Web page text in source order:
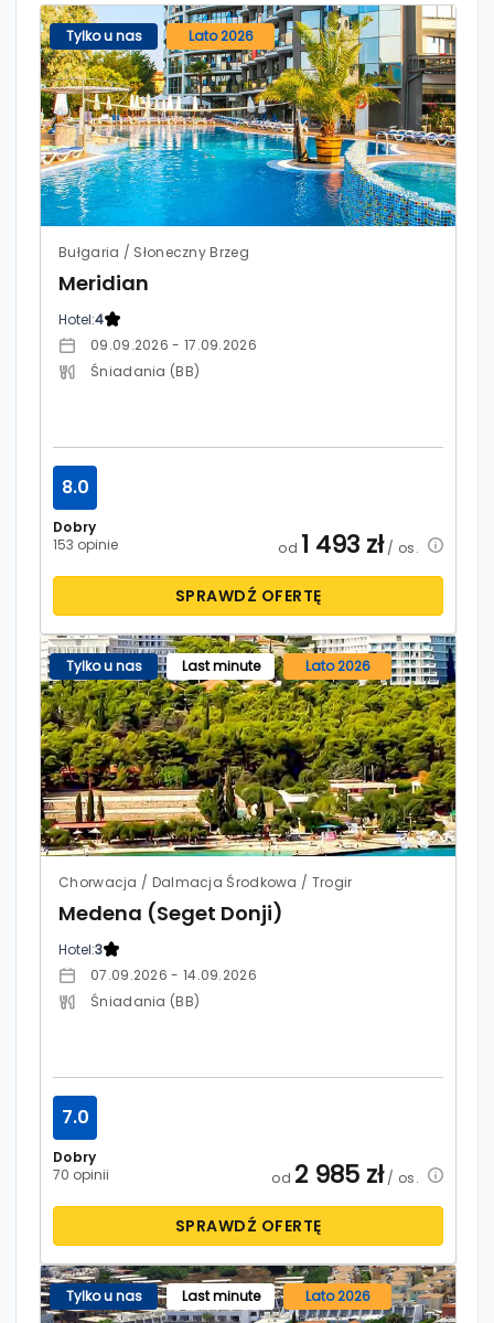
Tylko u nas Lato 2026
Bułgaria / Słoneczny Brzeg
Meridian
Hotel:4
09.09.2026 - 17.09.2026
Śniadania (BB)
Dobry
153 opinie
8.0
od 1 493 zł/ os.
SPRAWDŹ OFERTĘ
Tylko u nas Last minute Lato 2026
Chorwacja / Dalmacja Środkowa / Trogir
Medena (Seget Donji)
Hotel:3
07.09.2026 - 14.09.2026
Śniadania (BB)
Dobry
70 opinii
7.0
od 2 985 zł/ os.
SPRAWDŹ OFERTĘ
Tylko u nas Last minute Lato 2026